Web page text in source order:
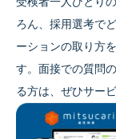
ろん、採用選考で
ーションの取り方
す。面接での質問
る方は、ぜひサー